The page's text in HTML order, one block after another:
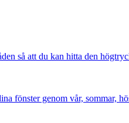
så att du kan hitta den
fönster genom vår, sommar,